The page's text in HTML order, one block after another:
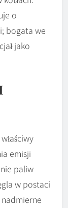
o
bogata we
jako
emisji
paliw
w postaci